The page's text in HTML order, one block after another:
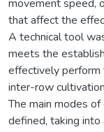
movement speed,
that affect the
A technical tool
meets the
effectively perform
inter-row
The main modes
defined, taking